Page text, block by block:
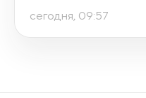
сегодня, 09:57